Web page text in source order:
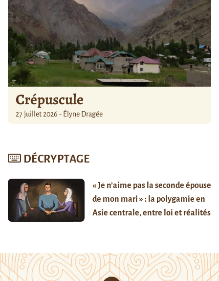
Crépuscule
27 juillet 2026 - Élyne Dragée
DÉCRYPTAGE
« Je n’aime pas la seconde épouse
de mon mari » : la polygamie en
Asie centrale, entre loi et réalités